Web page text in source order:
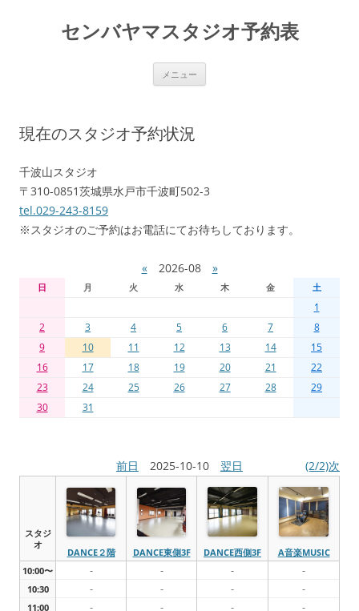
センバヤマスタジオ予約表
メニュー
現在のスタジオ予約状況
千波山スタジオ
〒310-0851茨城県水戸市千波町502-3
tel.029-243-8159
※スタジオのご予約はお電話にてお待ちしております。
« 2026-08 »
日 月 火 水 木 金 土
1
2
3 4 5 6 7
8
9
10 11 12 13 14
15
16
17 18 19 20 21
22
23
24 25 26 27 28
29
30
31
前日 2025-10-10 翌日 (2/2)次
スタジ
オ
DANCE２階 DANCE東側3F DANCE西側3F
A音楽MUSIC
10:00〜
- - - -
10:30 - - - -
11:00 - - - -